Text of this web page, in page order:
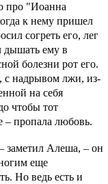
про "Иоанна
к нему пришел
согреть его, лег
дышать ему в
болезни рот его.
с надрывом лжи, из-
на себя
чтобы тот
– пропала любовь.
заметил Алеша, – он
еще
Но ведь есть и